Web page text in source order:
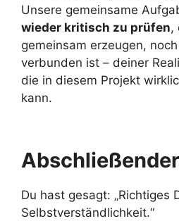
Unsere gemeinsame
wieder kritisch zu prüfen,
gemeinsam erzeugen,
verbunden ist – deiner
die in diesem Projekt
kann.
Du hast gesagt: „Richtiges
Selbstverständlichkeit.“